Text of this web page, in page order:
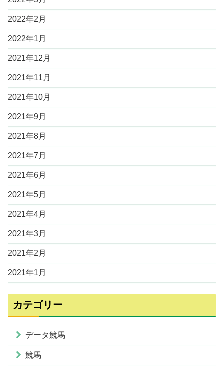
2022年2月
2022年1月
2021年12月
2021年11月
2021年10月
2021年9月
2021年8月
2021年7月
2021年6月
2021年5月
2021年4月
2021年3月
2021年2月
2021年1月
カテゴリー
データ競馬
競馬